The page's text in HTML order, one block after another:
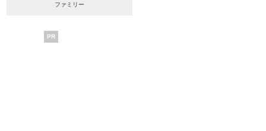
ファミリー
PR